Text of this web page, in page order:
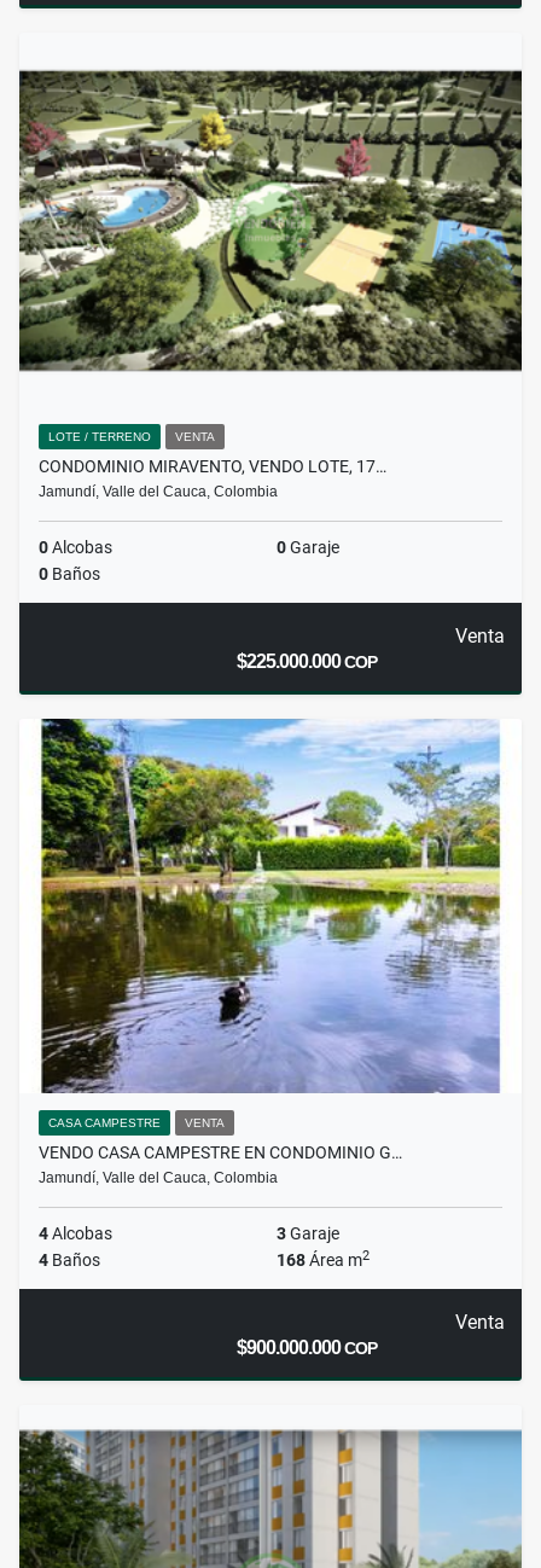
LOTE / TERRENO VENTA
CONDOMINIO MIRAVENTO, VENDO LOTE, 17…
Jamundí, Valle del Cauca, Colombia
0Alcobas 0Garaje
0 Baños
Venta
$225.000.000COP
CASA CAMPESTRE VENTA
VENDO CASA CAMPESTRE EN CONDOMINIO G…
Jamundí, Valle del Cauca, Colombia
4Alcobas 3Garaje
4 Baños 168Área m2
Venta
$900.000.000COP